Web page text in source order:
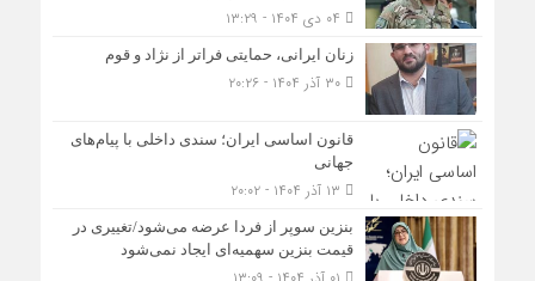
زنان ایرانی، حمایتی فراتر از نژاد و قوم
۳۰ آذر ۱۴۰۴ - ۲۰:۲۶
قانون اساسی ایران؛ سندی داخلی با پیام‌های
جهانی
بنزین سوپر از فردا عرضه می‌شود/تغییری در
قیمت بنزین سهمیه‌ای ایجاد نمی‌شود